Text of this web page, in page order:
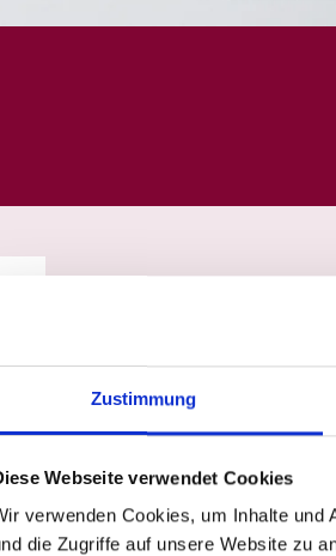
Zustimmung
Webseite verwendet Cookies
verwenden Cookies, um Inhalte und
die Zugriffe auf unsere Website zu